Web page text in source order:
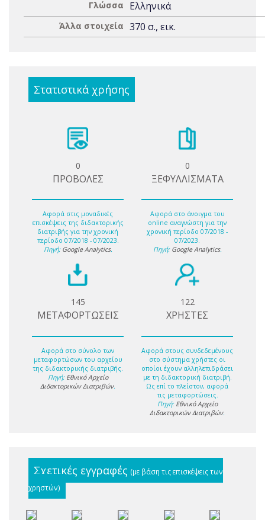
Γλώσσα Ελληνικά
Άλλα στοιχεία 370 σ., εικ.
Στατιστικά χρήσης
0
ΠΡΟΒΟΛΕΣ
Αφορά στις μοναδικές
επισκέψεις της διδακτορικής
διατριβής για την χρονική
περίοδο 07/2018 - 07/2023.
Πηγή: Google Analytics.
0
ΞΕΦΥΛΛΙΣΜΑΤΑ
Αφορά στο άνοιγμα του
online αναγνώστη για την
χρονική περίοδο 07/2018 -
07/2023.
Πηγή: Google Analytics.
145
ΜΕΤΑΦΟΡΤΩΣΕΙΣ
Αφορά στο σύνολο των
μεταφορτώσων του αρχείου
της διδακτορικής διατριβής.
Πηγή: Εθνικό Αρχείο
Διδακτορικών Διατριβών.
122
ΧΡΗΣΤΕΣ
Αφορά στους συνδεδεμένους
στο σύστημα χρήστες οι
οποίοι έχουν αλληλεπιδράσει
με τη διδακτορική διατριβή.
Ως επί το πλείστον, αφορά
τις μεταφορτώσεις.
Πηγή: Εθνικό Αρχείο
Διδακτορικών Διατριβών.
Σχετικές εγγραφές (με βάση τις επισκέψεις των
χρηστών)